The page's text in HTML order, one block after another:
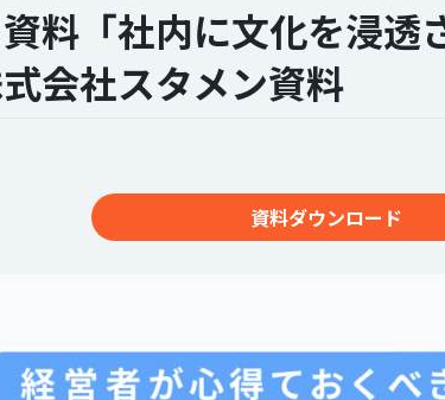
料「社内に文化を浸透
会社スタメン資料
資料ダウンロード